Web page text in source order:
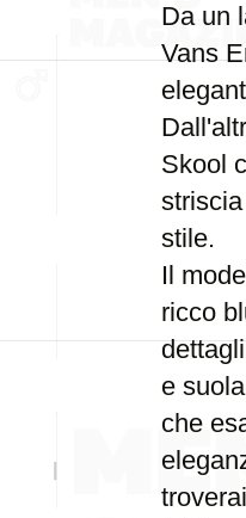
Da un
Vans
Skool
stile.
Il
ricco
e
che